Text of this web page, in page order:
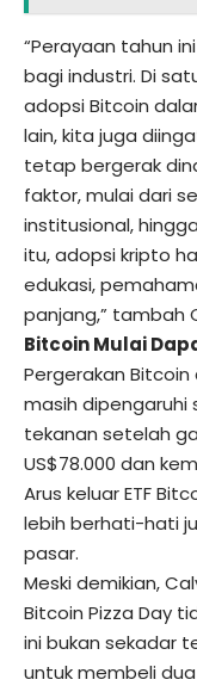
“Perayaan tahun
bagi industri. Di
adopsi Bitcoin
lain, kita juga
tetap bergerak
faktor, mulai dari
institusional,
itu, adopsi kripto
edukasi,
panjang,” tambah
Bitcoin Mulai
Pergerakan
masih dipengaruhi
tekanan setelah
US$78.000 dan
Arus keluar ETF
lebih berhati-hati
pasar.
Meski demikian,
Bitcoin Pizza Day
ini bukan sekadar
untuk membeli